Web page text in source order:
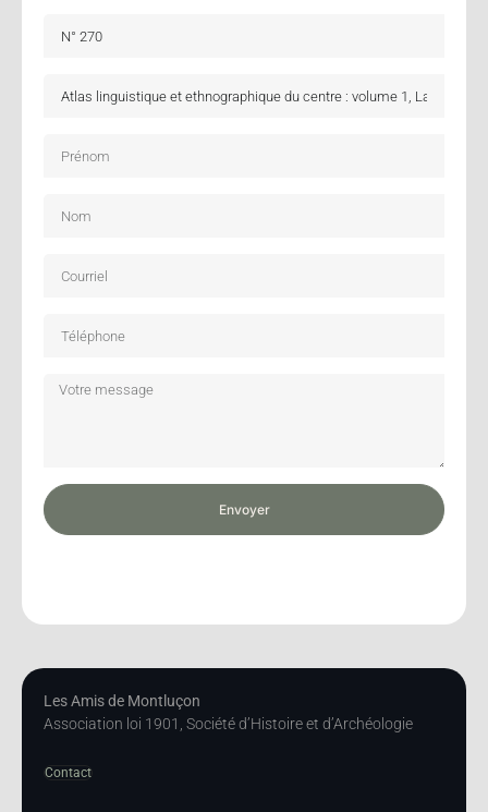
Envoyer
Les Amis de Montluçon
Association loi 1901, Société d’Histoire et d’Archéologie
Contact